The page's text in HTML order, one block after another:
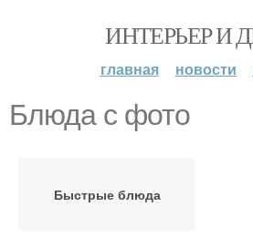
ИНТЕРЬЕР И
главная новости
Блюда с фото
Быстрые блюда